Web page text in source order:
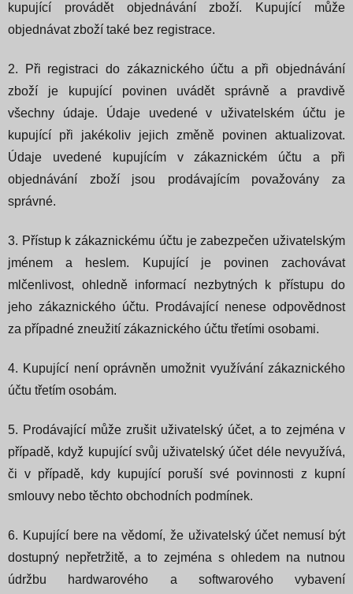
kupující provádět objednávání zboží. Kupující může
objednávat zboží také bez registrace.
2. Při registraci do zákaznického účtu a při objednávání
zboží je kupující povinen uvádět správně a pravdivě
všechny údaje. Údaje uvedené v uživatelském účtu je
kupující při jakékoliv jejich změně povinen aktualizovat.
Údaje uvedené kupujícím v zákaznickém účtu a při
objednávání zboží jsou prodávajícím považovány za
správné.
3. Přístup k zákaznickému účtu je zabezpečen uživatelským
jménem a heslem. Kupující je povinen zachovávat
mlčenlivost, ohledně informací nezbytných k přístupu do
jeho zákaznického účtu. Prodávající nenese odpovědnost
za případné zneužití zákaznického účtu třetími osobami.
4. Kupující není oprávněn umožnit využívání zákaznického
účtu třetím osobám.
5. Prodávající může zrušit uživatelský účet, a to zejména v
případě, když kupující svůj uživatelský účet déle nevyužívá,
či v případě, kdy kupující poruší své povinnosti z kupní
smlouvy nebo těchto obchodních podmínek.
6. Kupující bere na vědomí, že uživatelský účet nemusí být
dostupný nepřetržitě, a to zejména s ohledem na nutnou
údržbu hardwarového a softwarového vybavení